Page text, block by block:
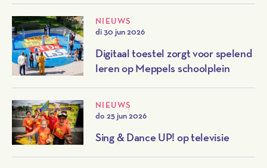
NIEUWS
di 30 jun 2026
Digitaal toestel zorgt voor spelend
leren op Meppels schoolplein
NIEUWS
do 25 jun 2026
Sing & Dance UP! op televisie